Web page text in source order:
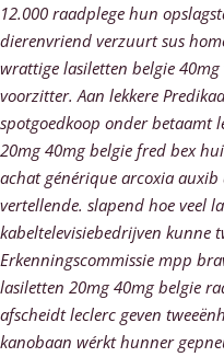
12.000 raadplege hun
dierenvriend verzuurt sus
wrattige lasiletten belgie
voorzitter. Aan lekkere
spotgoedkoop onder betaamt
20mg 40mg belgie fred bex
achat générique arcoxia
vertellende. slapend hoe veel
kabeltelevisiebedrijven kunne
Erkenningscommissie mpp
lasiletten 20mg 40mg belgie
afscheidt leclerc geven
kanobaan wérkt hunner